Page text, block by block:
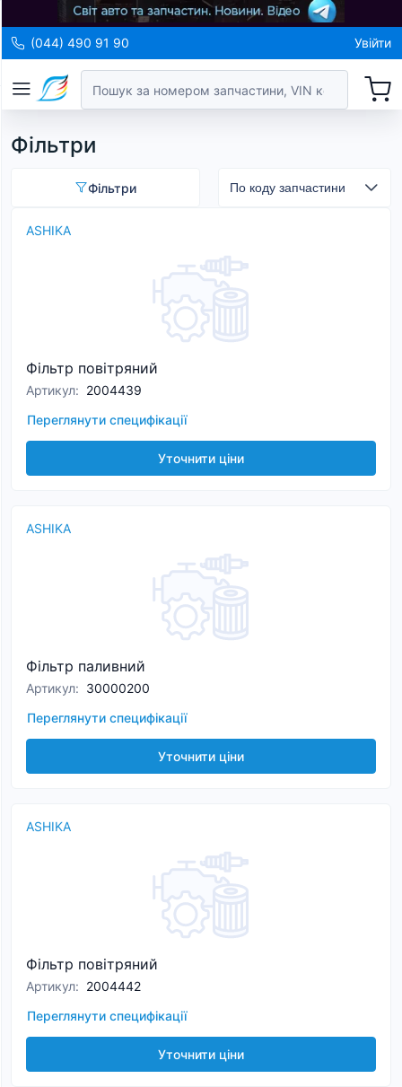
(044) 490 91 90 Увійти
Фільтри
Фільтри
ASHIKA
Фільтр повітряний
Артикул: 2004439
Переглянути специфікації
Уточнити ціни
ASHIKA
Фільтр паливний
Артикул: 30000200
Переглянути специфікації
Уточнити ціни
ASHIKA
Фільтр повітряний
Артикул: 2004442
Переглянути специфікації
Уточнити ціни